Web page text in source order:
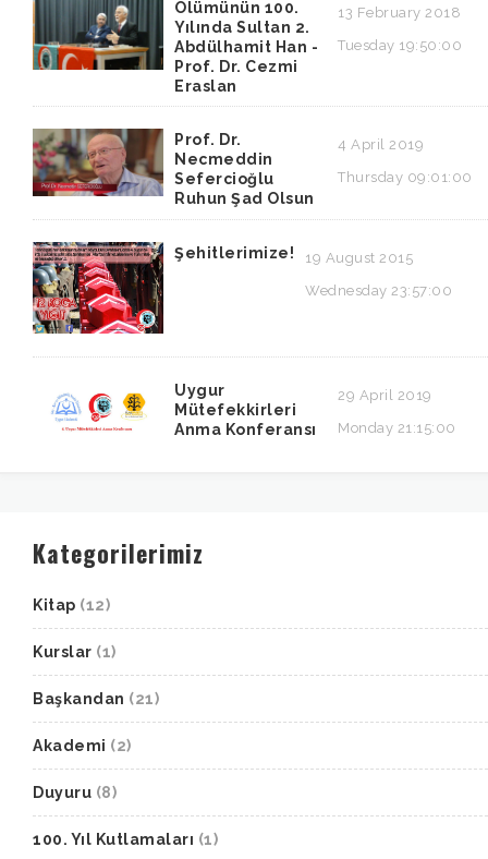
Ölümünün 100.
Yılında Sultan 2.
Abdülhamit Han -
Prof. Dr. Cezmi
Eraslan
13 February 2018
Tuesday 19:50:00
Prof. Dr.
Necmeddin
Sefercioğlu
Ruhun Şad Olsun
4 April 2019
Thursday 09:01:00
Şehitlerimize!
19 August 2015
Wednesday 23:57:00
Uygur
Mütefekkirleri
Anma Konferansı
29 April 2019
Monday 21:15:00
Kategorilerimiz
Kitap (12)
Kurslar (1)
Başkandan (21)
Akademi (2)
Duyuru (8)
100. Yıl Kutlamaları (1)